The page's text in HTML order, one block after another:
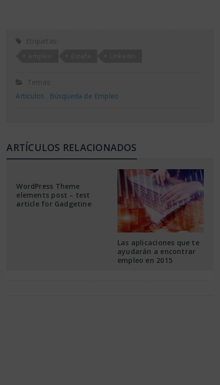
Etiquetas:
Temas:
Articulos
Búsqueda de Empleo
ARTÍCULOS RELACIONADOS
WordPress Theme
elements post – test
article for Gadgetine
Las aplicaciones que te
ayudarán a encontrar
empleo en 2015